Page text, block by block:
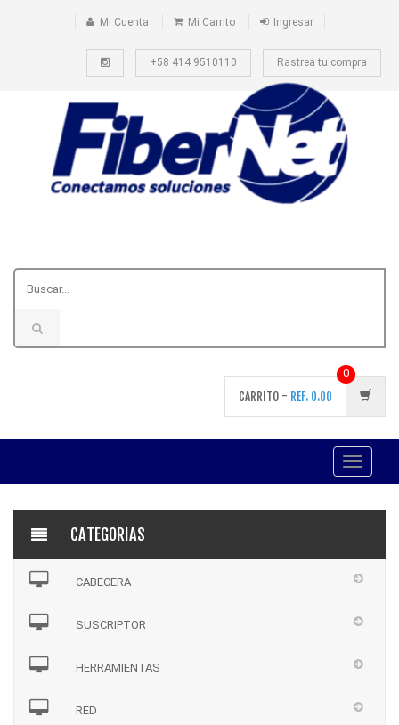
Mi Cuenta Mi Carrito Ingresar
+58 414 9510110 Rastrea tu compra
CARRITO - REF. 0.00
0
Toggle
CATEGORIAS
CABECERA
SUSCRIPTOR
HERRAMIENTAS
RED